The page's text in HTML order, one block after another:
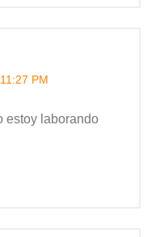
PM
estoy laborando